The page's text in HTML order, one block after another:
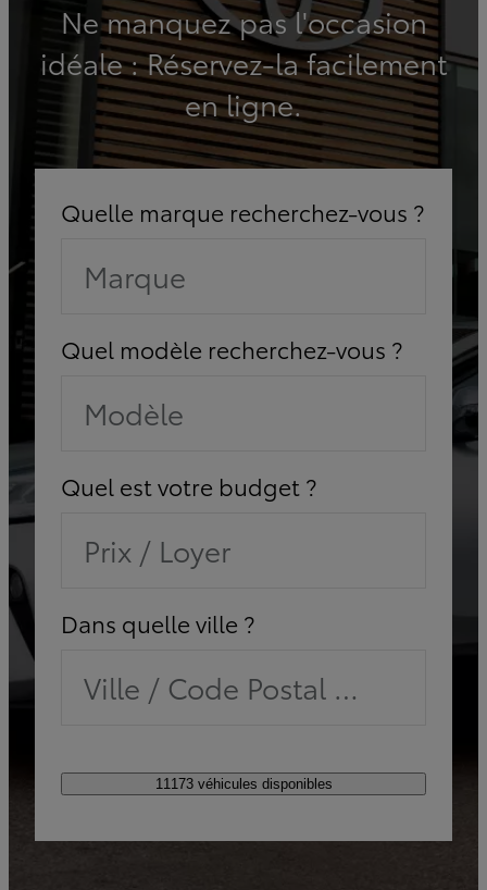
Ne manquez pas l'occasion
idéale : Réservez-la facilement
en ligne.
Quelle marque recherchez-vous ?
Marque
Quel modèle recherchez-vous ?
Modèle
Quel est votre budget ?
Prix / Loyer
Dans quelle ville ?
Ville / Code Postal /
11173 véhicules disponibles